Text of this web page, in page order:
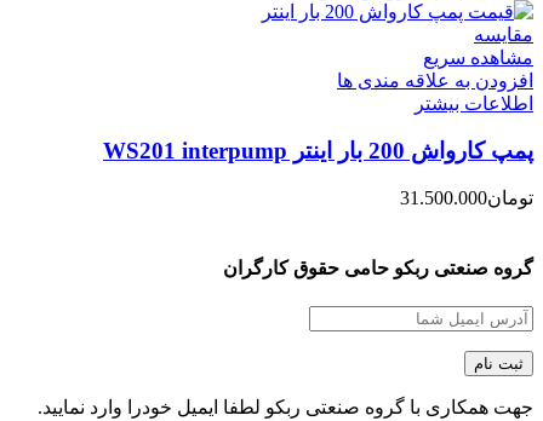
مقایسه
مشاهده سریع
افزودن به علاقه مندی ها
اطلاعات بیشتر
پمپ کارواش 200 بار اینتر WS201 interpump
تومان31.500.000
گروه صنعتی ربکو حامی حقوق کارگران
جهت همکاری با گروه صنعتی ربکو لطفا ایمیل خودرا وارد نمایید.